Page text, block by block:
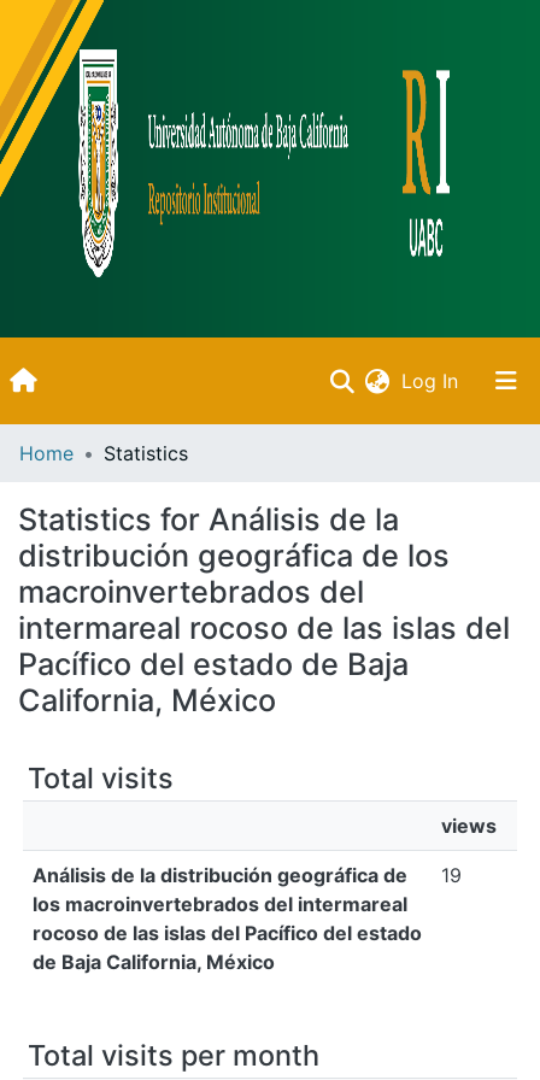
Log In(current)
All of DSpace
Bibliotecas
Home Statistics
Statistics for Análisis de la
distribución geográfica de los
macroinvertebrados del
intermareal rocoso de las islas del
Pacífico del estado de Baja
California, México
Total visits
views
Análisis de la distribución geográfica de
los macroinvertebrados del intermareal
rocoso de las islas del Pacífico del estado
de Baja California, México
19
Total visits per month